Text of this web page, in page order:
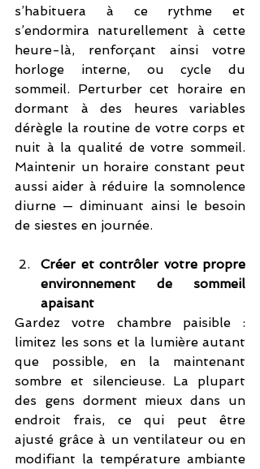
s’habituera à ce rythme et
s’endormira naturellement à cette
heure-là, renforçant ainsi votre
horloge interne, ou cycle du
sommeil. Perturber cet horaire en
dormant à des heures variables
dérègle la routine de votre corps et
nuit à la qualité de votre sommeil.
Maintenir un horaire constant peut
aussi aider à réduire la somnolence
diurne — diminuant ainsi le besoin
de siestes en journée.
Créer et contrôler votre propre
environnement de sommeil
apaisant
Gardez votre chambre paisible :
limitez les sons et la lumière autant
que possible, en la maintenant
sombre et silencieuse. La plupart
des gens dorment mieux dans un
endroit frais, ce qui peut être
ajusté grâce à un ventilateur ou en
modifiant la température ambiante